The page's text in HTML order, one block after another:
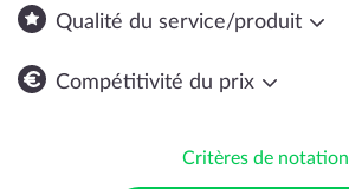
Qualité du service/produit
Compétitivité du prix
Critères de notation